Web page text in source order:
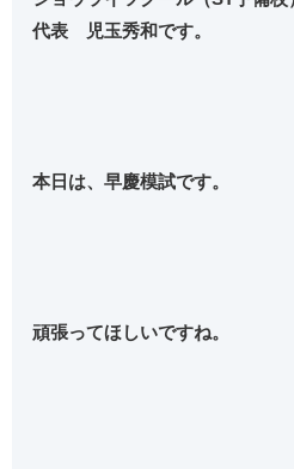
代表 児玉秀和です。
本日は、早慶模試です。
頑張ってほしいですね。